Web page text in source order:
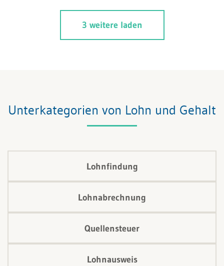
Art. 324a OR und geht insbesondere der Frage nach,
wann eine verschuldete Abwesenheit vorliegt. Ist die
Abwesenheit verschuldet, hat die Arbeitgeberin
Beweisproblematik in diesem Artikel behandelt.
3 weitere laden
Unterkategorien von Lohn und Gehalt
Lohnfindung
Lohnabrechnung
Quellensteuer
Lohnausweis